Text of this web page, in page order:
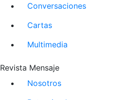
Conversaciones
Cartas
Multimedia
Revista Mensaje
Nosotros